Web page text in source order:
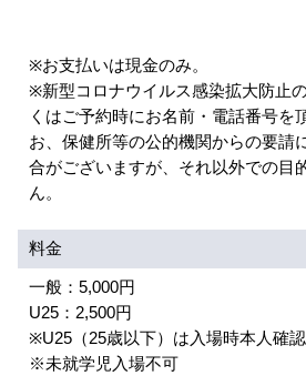
サイトマップ
※お支払いは現金のみ。
※新型コロナウイルス感染拡大防止
くはご予約時にお名前・電話番号を
お、保健所等の公的機関からの要請
合がございますが、それ以外での目
ん。
料金
一般：5,000円
U25：2,500円
※U25（25歳以下）は入場時本人確認
※未就学児入場不可